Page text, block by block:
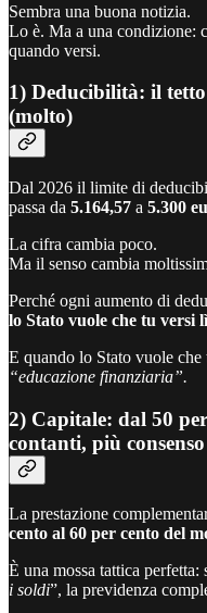
Sembra una buona notizia.
Lo è. Ma a una condizione:
quando versi.
1) Deducibilità: il tetto
(molto)
Dal 2026 il limite di
passa da 5.164,57 a 5.300
La cifra cambia poco.
Ma il senso cambia
Perché ogni aumento di
lo Stato vuole che tu versi
E quando lo Stato vuole che
“educazione finanziaria”.
2) Capitale: dal 50
contanti, più consenso
La prestazione
cento al 60 per cento del
È una mossa tattica perfetta:
i soldi”, la previdenza